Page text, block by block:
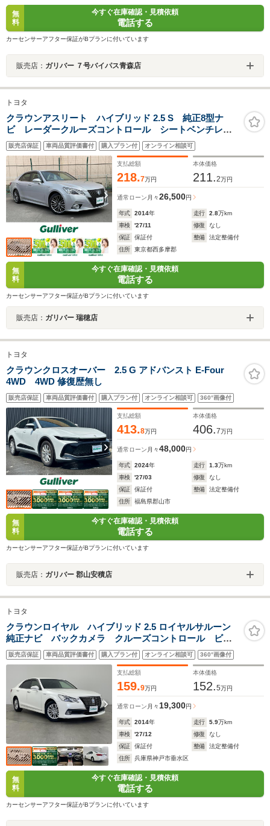
無
料
今すぐ在庫確認・見積依頼
電話する
カーセンサーアフター保証がBプランに付いています
販売店： ガリバー ７号バイパス青森店
トヨタ
クラウンアスリート ハイブリッド 2.5 S 純正8型ナ
ビ レーダークルーズコントロール シートベンチレー
ション 純正OP18インチスパッタリングアルミ バック
カメラ 前席パワーシート
販売店保証 車両品質評価書付 購入プラン付 オンライン相談可
支払総額
218.7万円
本体価格
211.2万円
通常ローン 月々26,500円
年式 2014年 走行 2.8万km
車検
'27/11 修復
なし
保証
保証付 整備
法定整備付
住所
東京都西多摩郡
無
料
今すぐ在庫確認・見積依頼
電話する
カーセンサーアフター保証がBプランに付いています
販売店： ガリバー 瑞穂店
トヨタ
クラウンクロスオーバー 2.5 G アドバンスト E-Four
4WD 4WD 修復歴無し
販売店保証 車両品質評価書付 購入プラン付 オンライン相談可 360°画像付
支払総額
413.8万円
本体価格
406.7万円
通常ローン 月々48,000円
年式 2024年 走行 1.3万km
車検
'27/03 修復
なし
保証
保証付 整備
法定整備付
住所
福島県郡山市
無
料
今すぐ在庫確認・見積依頼
電話する
カーセンサーアフター保証がBプランに付いています
販売店： ガリバー 郡山安積店
トヨタ
クラウンロイヤル ハイブリッド 2.5 ロイヤルサルーン
純正ナビ バックカメラ クルーズコントロール ビル
トインETC パワーシート パワートランク スマート
キー プッシュスタート LEDヘッドライト フォグラ
ンプ オートライト 純セ16インチAW
販売店保証 車両品質評価書付 購入プラン付 オンライン相談可 360°画像付
支払総額
159.9万円
本体価格
152.5万円
通常ローン 月々 19,300円
年式 2014年 走行 5.9万km
車検
'27/12 修復
なし
保証
保証付 整備
法定整備付
住所
兵庫県神戸市垂水区
無
料
今すぐ在庫確認・見積依頼
電話する
カーセンサーアフター保証がBプランに付いています